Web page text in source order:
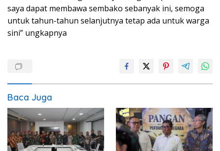
saya dapat membawa sembako sebanyak ini, semoga
untuk tahun-tahun selanjutnya tetap ada untuk warga
sini” ungkapnya
Baca Juga